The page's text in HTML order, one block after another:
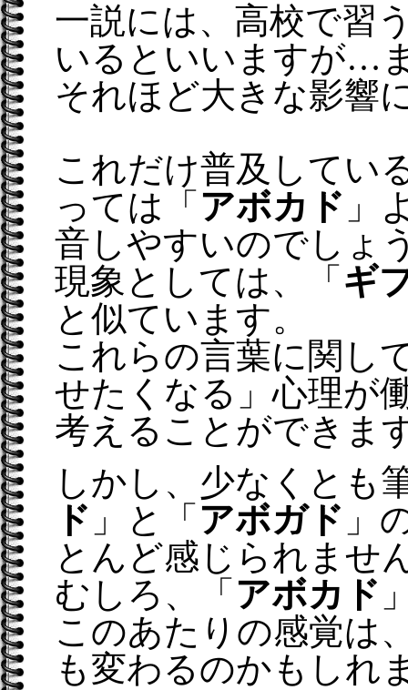
一説には、高校で習
いるといいますが…
それほど大きな影響
これだけ普及してい
っては「 アボカド 」
音しやすいのでしょ
現象としては、「 ギ
と似ています。
これらの言葉に関し
せたくなる」心理が
考えることができま
しかし、少なくとも
ド 」と「 アボガド 」
とんど感じられませ
むしろ、「 アボカド
このあたりの感覚は
も変わるのかもしれ